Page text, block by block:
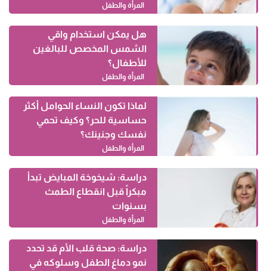
المرأة والطفل
هل يمكن استخدام واقي
الشمس المخصص للبالغين
للأطفال؟
المرأة والطفل
لماذا تكون النساء الحوامل أكثر
حساسية للحر؟ وكيف تحمي
نفسك وجنينك؟
المرأة والطفل
دراسة: شيخوخة المبايض تبدأ
مبكراً قبل انقطاع الطمث
بسنوات
المرأة والطفل
دراسة: صحة قلب الأم قد تحدد
نمو دماغ الطفل وسلوكه في